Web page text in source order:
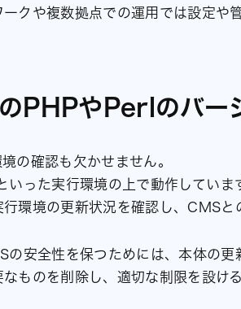
クや複数拠点での運用では設定や
PHPやPerlのバー
の確認も欠かせません。
いった実行環境の上で動作してい
環境の更新状況を確認し、CMS
の安全性を保つためには、本体の
ものを削除し、適切な制限を設け